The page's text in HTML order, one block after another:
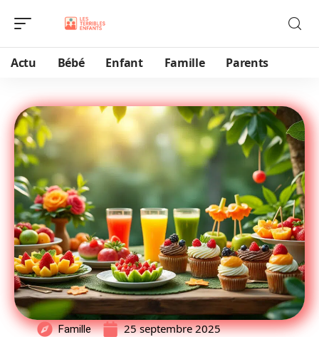
Actu Bébé Enfant Famille Parents
Famille 25 septembre 2025